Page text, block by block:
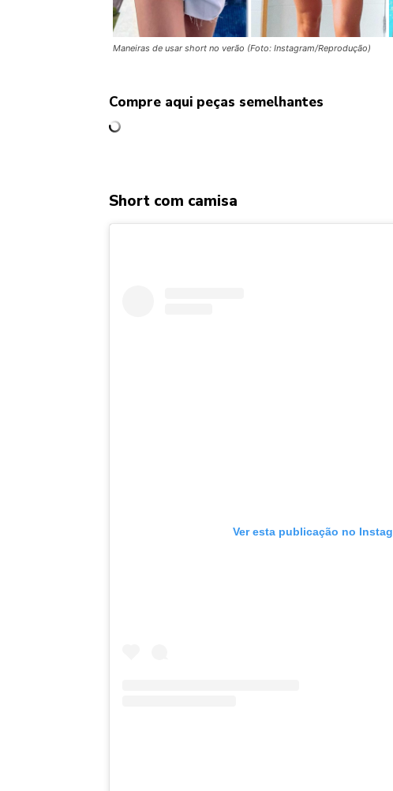
Maneiras de usar short no verão (Foto: Instagram/Reprodução)
Compre aqui peças semelhantes
Short com camisa
Ver esta publicação no